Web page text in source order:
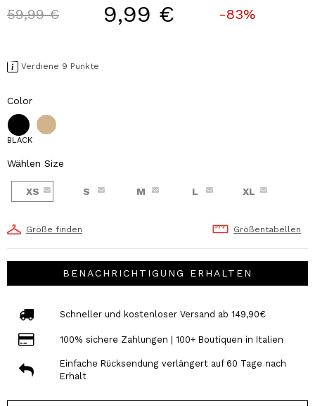
Price reduced from
59,99 €to 9,99 € -83%
Verdiene 9 Punkte
Color
BLACK
Wählen Size
XS S M L XL
Größe finden Größentabellen
BENACHRICHTIGUNG ERHALTEN
Schneller und kostenloser Versand ab 149,90€
100% sichere Zahlungen | 100+ Boutiquen in Italien
Einfache Rücksendung verlängert auf 60 Tage nach
Erhalt